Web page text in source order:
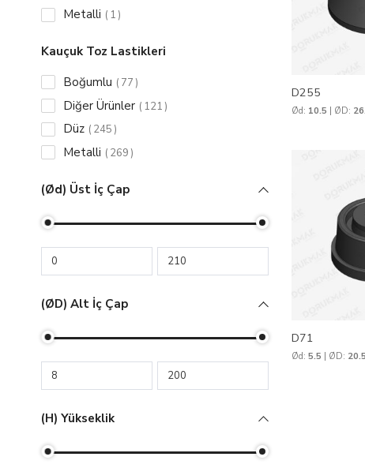
Metalli 1
Kauçuk Toz Lastikleri
Boğumlu
77
Diğer Ürünler 121
Düz 245
Metalli 269
(Ød) Üst İç Çap
(ØD) Alt İç Çap
(h) Yükseklik
D255
Ød: 10.5 | ØD:
D71
Ød:5.5 | ØD: 20.5